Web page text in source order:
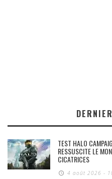
TEST HALO
RESSUSCITE LE
CICATRICES
4 août 2026 -